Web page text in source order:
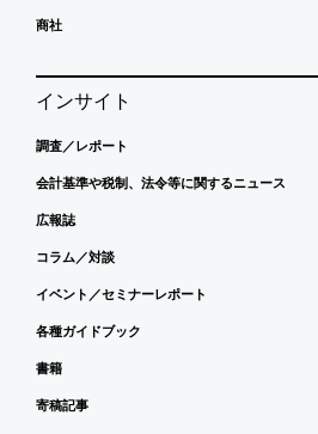
商社
インサイト
調査／レポート
会計基準や税制、法令等に関するニュース
広報誌
コラム／対談
イベント／セミナーレポート
各種ガイドブック
書籍
寄稿記事